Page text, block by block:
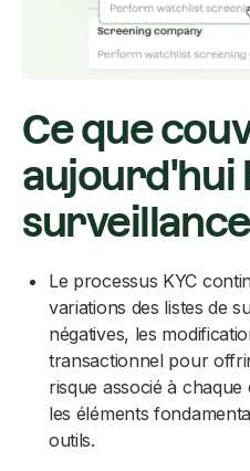
Ce que
aujourd'hui
Le processus KYC
variations des listes de
négatives, les
transactionnel pour
risque associé à
les éléments
outils.